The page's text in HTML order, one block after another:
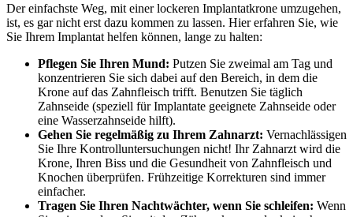
Der einfachste Weg, mit einer lockeren Implantatkrone umzugehen,
ist, es gar nicht erst dazu kommen zu lassen. Hier erfahren Sie, wie
Sie Ihrem Implantat helfen können, lange zu halten:
Pflegen Sie Ihren Mund: Putzen Sie zweimal am Tag und
konzentrieren Sie sich dabei auf den Bereich, in dem die
Krone auf das Zahnfleisch trifft. Benutzen Sie täglich
Zahnseide (speziell für Implantate geeignete Zahnseide oder
eine Wasserzahnseide hilft).
Gehen Sie regelmäßig zu Ihrem Zahnarzt: Vernachlässigen
Sie Ihre Kontrolluntersuchungen nicht! Ihr Zahnarzt wird die
Krone, Ihren Biss und die Gesundheit von Zahnfleisch und
Knochen überprüfen. Frühzeitige Korrekturen sind immer
einfacher.
Tragen Sie Ihren Nachtwächter, wenn Sie schleifen: Wenn